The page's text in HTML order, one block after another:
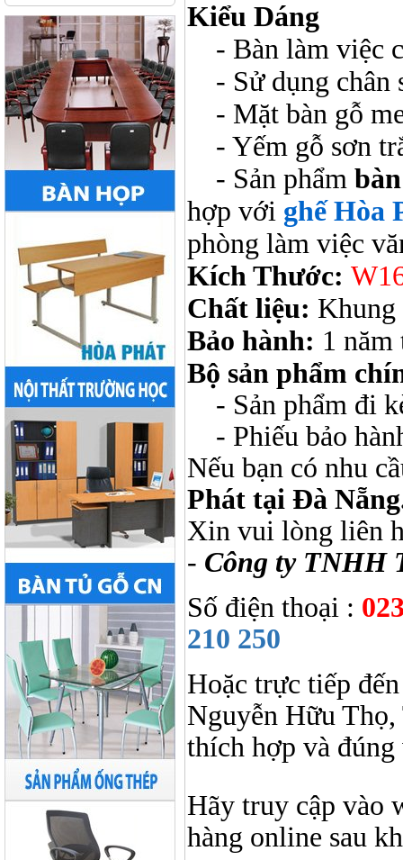
Kiểu Dáng
- Bàn làm việc
- Sử dụng chân
- Mặt bàn gỗ
- Yếm gỗ sơn
- Sản phẩm
hợp với ghế Hòa
phòng làm việc
Kích Thước:
Chất liệu: Khung
Bảo hành: 1 năm
Bộ sản phẩm
- Sản phẩm đi
- Phiếu bảo
Nếu bạn có nhu
Phát tại Đà
Xin vui lòng liên
- Công ty TNHH
Số điện thoại :
210 250
Hoặc trực tiếp
Nguyễn Hữu Thọ,
thích hợp và
Hãy truy cập vào
hàng online sau